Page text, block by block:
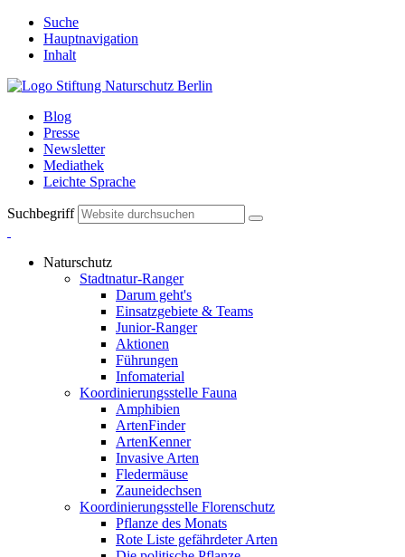
Suche
Hauptnavigation
Inhalt
Blog
Presse
Newsletter
Mediathek
Leichte Sprache
Suchbegriff
Naturschutz
Stadtnatur-Ranger
Darum geht's
Einsatzgebiete & Teams
Junior-Ranger
Aktionen
Führungen
Infomaterial
Koordinierungsstelle Fauna
Amphibien
ArtenFinder
ArtenKenner
Invasive Arten
Fledermäuse
Zauneidechsen
Koordinierungsstelle Florenschutz
Pflanze des Monats
Rote Liste gefährdeter Arten